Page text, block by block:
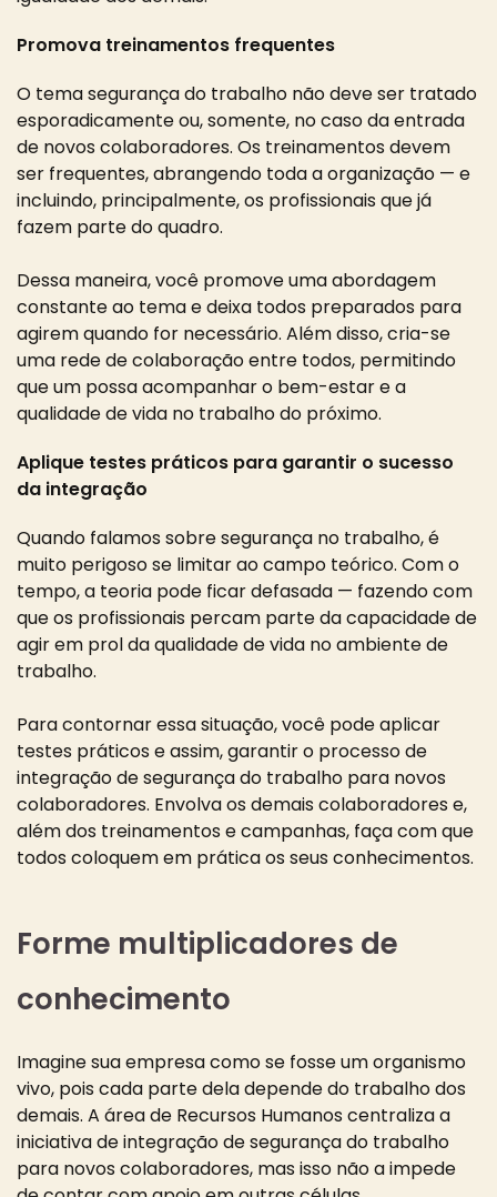
Promova treinamentos frequentes
O tema segurança do trabalho não deve ser tratado
esporadicamente ou, somente, no caso da entrada
de novos colaboradores. Os treinamentos devem
ser frequentes, abrangendo toda a organização — e
incluindo, principalmente, os profissionais que já
fazem parte do quadro.
Dessa maneira, você promove uma abordagem
constante ao tema e deixa todos preparados para
agirem quando for necessário. Além disso, cria-se
uma rede de colaboração entre todos, permitindo
que um possa acompanhar o bem-estar e a
qualidade de vida no trabalho do próximo.
Aplique testes práticos para garantir o sucesso
da integração
Quando falamos sobre segurança no trabalho, é
muito perigoso se limitar ao campo teórico. Com o
tempo, a teoria pode ficar defasada — fazendo com
que os profissionais percam parte da capacidade de
agir em prol da qualidade de vida no ambiente de
trabalho.
Para contornar essa situação, você pode aplicar
testes práticos e assim, garantir o processo de
integração de segurança do trabalho para novos
colaboradores. Envolva os demais colaboradores e,
além dos treinamentos e campanhas, faça com que
todos coloquem em prática os seus conhecimentos.
Forme multiplicadores de
conhecimento
Imagine sua empresa como se fosse um organismo
vivo, pois cada parte dela depende do trabalho dos
demais. A área de Recursos Humanos centraliza a
iniciativa de integração de segurança do trabalho
para novos colaboradores, mas isso não a impede